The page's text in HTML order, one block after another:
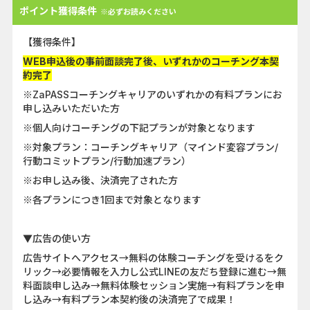
ポイント獲得条件 ※必ずお読みください
【獲得条件】
WEB申込後の事前面談完了後、いずれかのコーチング本契
約完了
※ZaPASSコーチングキャリアのいずれかの有料プランにお
申し込みいただいた方
※個人向けコーチングの下記プランが対象となります
※対象プラン：コーチングキャリア（マインド変容プラン/
行動コミットプラン/行動加速プラン）
※お申し込み後、決済完了された方
※各プランにつき1回まで対象となります
▼広告の使い方
広告サイトへアクセス→無料の体験コーチングを受けるをク
リック→必要情報を入力し公式LINEの友だち登録に進む→無
料面談申し込み→無料体験セッション実施→有料プランを申
し込み→有料プラン本契約後の決済完了で成果！